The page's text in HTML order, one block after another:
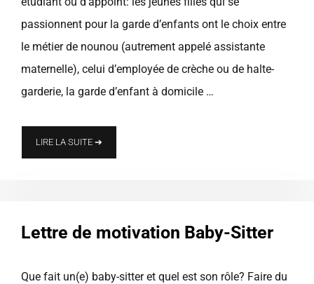
passionnent pour la garde d’enfants ont le choix entre
le métier de nounou (autrement appelé assistante
maternelle), celui d’employée de crèche ou de halte-
garderie, la garde d’enfant à domicile …
LIRE LA SUITE ➔
Lettre de motivation Baby-Sitter
Que fait un(e) baby-sitter et quel est son rôle? Faire du